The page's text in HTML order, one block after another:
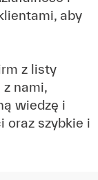
aby
z listy
nami,
wiedzę i
oraz szybkie i